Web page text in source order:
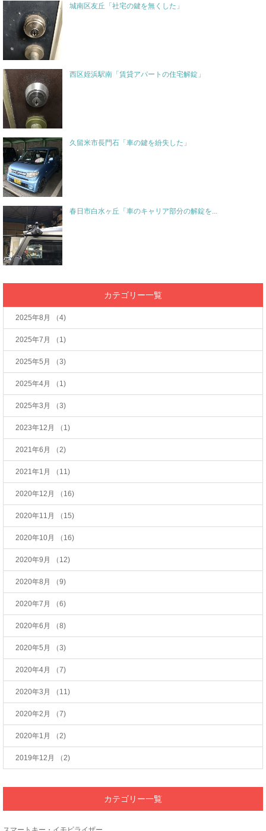
城南区友丘「社宅の鍵を無くした」
西区姪浜駅南「賃貸アパートの住宅解錠」
久留米市長門石「車の鍵を紛失した」
春日市白水ヶ丘「車のキャリア部分の解錠を...
カテゴリー一覧
2025年8月 （4)
2025年7月 （1)
2025年5月 （3)
2025年4月 （1)
2025年3月 （3)
2023年12月 （1)
2021年6月 （2)
2021年1月 （11)
2020年12月 （16)
2020年11月 （15)
2020年10月 （16)
2020年9月 （12)
2020年8月 （9)
2020年7月 （6)
2020年6月 （8)
2020年5月 （3)
2020年4月 （7)
2020年3月 （11)
2020年2月 （7)
2020年1月 （2)
2019年12月 （2)
カテゴリー一覧